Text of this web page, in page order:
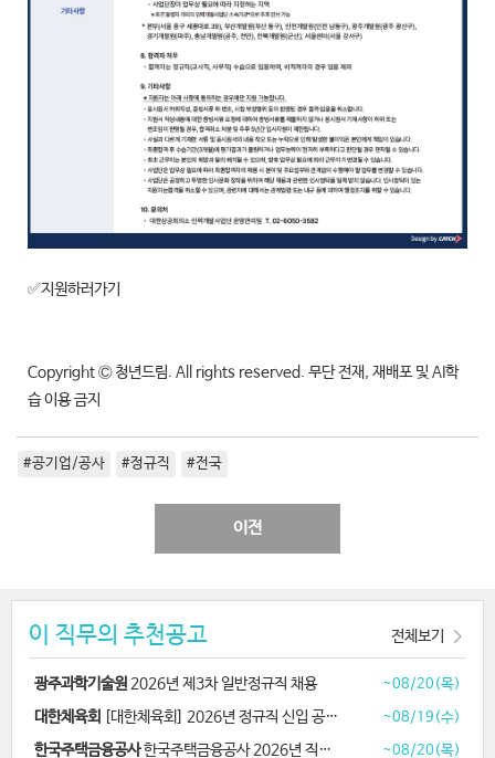
✅지원하러가기
Copyright Ⓒ 청년드림. All rights reserved. 무단 전재, 재배포 및 AI학
습 이용 금지
#공기업/공사 #정규직 #전국
이전
이 직무의 추천공고
광주과학기술원 2026년 제3차 일반정규직 채용 ~08/20(목)
대한체육회 [대한체육회] 2026년 정규직 신입 공개채용 ~08/19(수)
한국주택금융공사한국주택금융공사 2026년 직무능력 평가기반 신입 채용 ~08/20(목)
전체보기